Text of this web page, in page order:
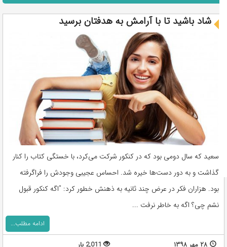
شاد باشید تا با آرامش به هدفتان برسید
سعید که سال دومی بود که در کنکور شرکت می‌کرد، با خستگی کتاب را کنار
گذاشت و به دور دست‌ها خیره شد. احساس عجیبی وجودش را فراگرفته
بود. هزاران فکر در عرض چند ثانیه به ذهنش خطور کرد: "اگه کنکور قبول
نشم چی؟ اگه به خاطر نرفت ...
ادامه مطلب...
۲۸ مهر ۱۳۹۸ 2,011 بار